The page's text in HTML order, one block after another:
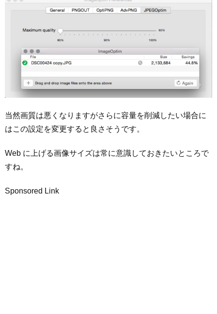
当然画質は悪くなりますがさらに容量を削減したい場合に
はこの設定を変更すると良さそうです。
Web に上げる画像サイズは常に意識しておきたいところで
すね。
Sponsored Link